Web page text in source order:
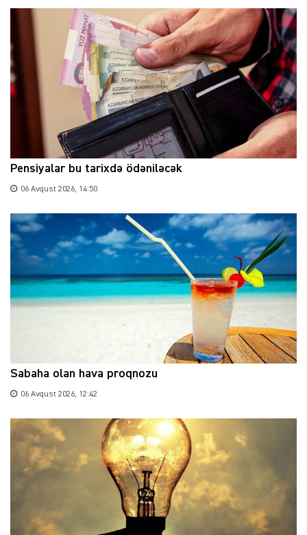
Pensiyalar bu tarixdə ödəniləcək
06 Avqust 2026, 14:50
Sabaha olan hava proqnozu
06 Avqust 2026, 12:42